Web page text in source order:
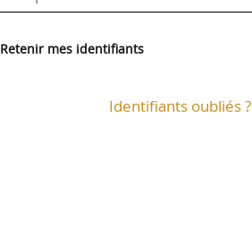
Retenir mes identifiants
Identifiants oubliés ?